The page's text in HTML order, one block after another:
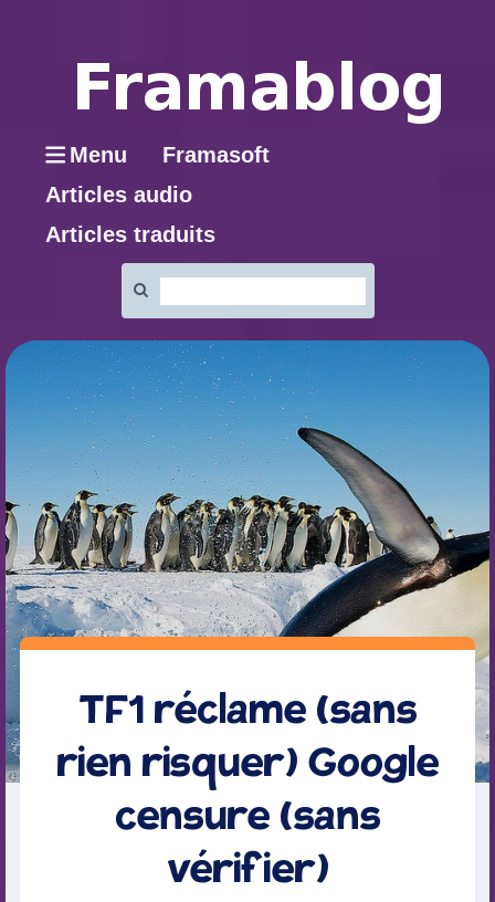
Menu
Framasoft
Articles audio
Articles traduits
:
TF1 réclame (sans
rien risquer) Google
censure (sans
vérifier)